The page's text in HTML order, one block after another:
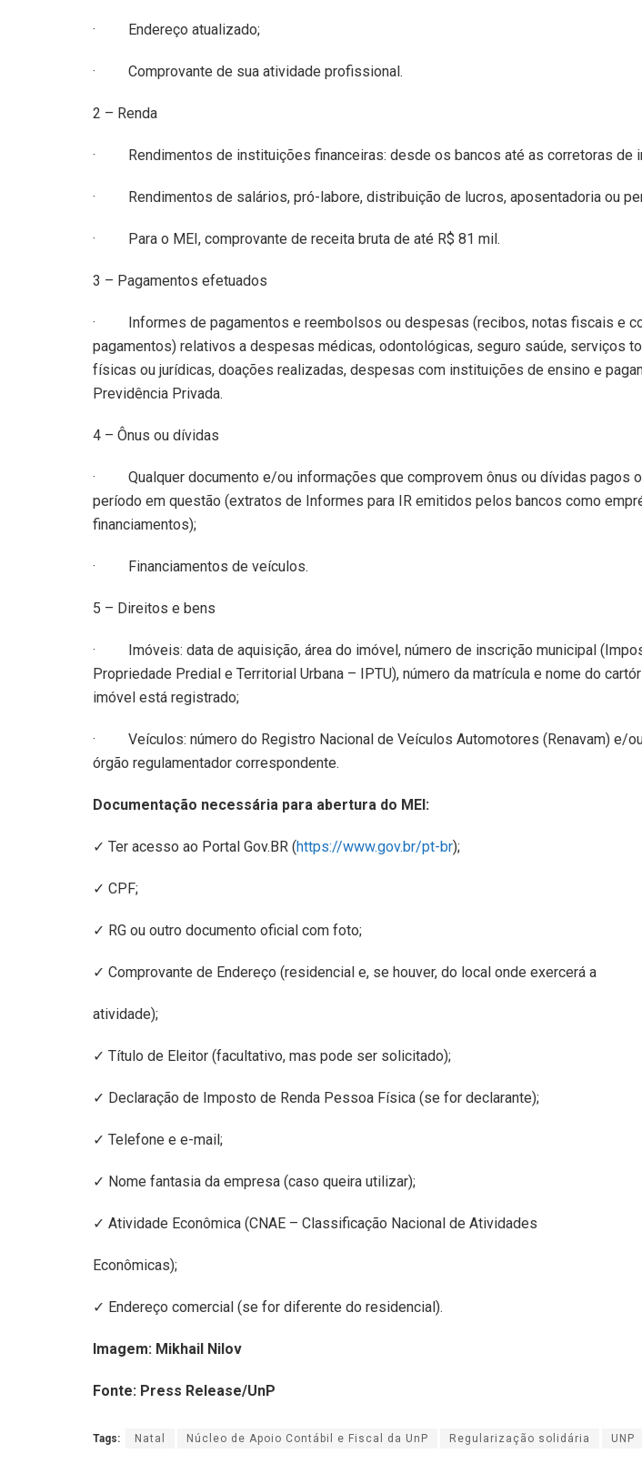
· Endereço atualizado;
· Comprovante de sua atividade profissional.
2 – Renda
· Rendimentos de instituições financeiras: desde os bancos até as corretoras de
· Rendimentos de salários, pró-labore, distribuição de lucros, aposentadoria ou
· Para o MEI, comprovante de receita bruta de até R$ 81 mil.
3 – Pagamentos efetuados
· Informes de pagamentos e reembolsos ou despesas (recibos, notas fiscais e
pagamentos) relativos a despesas médicas, odontológicas, seguro saúde, serviços
físicas ou jurídicas, doações realizadas, despesas com instituições de ensino e
Previdência Privada.
4 – Ônus ou dívidas
· Qualquer documento e/ou informações que comprovem ônus ou dívidas pagos
período em questão (extratos de Informes para IR emitidos pelos bancos como
financiamentos);
· Financiamentos de veículos.
5 – Direitos e bens
· Imóveis: data de aquisição, área do imóvel, número de inscrição municipal
Propriedade Predial e Territorial Urbana – IPTU), número da matrícula e nome do
imóvel está registrado;
· Veículos: número do Registro Nacional de Veículos Automotores (Renavam) e/
órgão regulamentador correspondente.
Documentação necessária para abertura do MEI:
✓ Ter acesso ao Portal Gov.BR (https://www.gov.br/pt-br);
✓ CPF;
✓ RG ou outro documento oficial com foto;
✓ Comprovante de Endereço (residencial e, se houver, do local onde exercerá a
atividade);
✓ Título de Eleitor (facultativo, mas pode ser solicitado);
✓ Declaração de Imposto de Renda Pessoa Física (se for declarante);
✓ Telefone e e-mail;
✓ Nome fantasia da empresa (caso queira utilizar);
✓ Atividade Econômica (CNAE – Classificação Nacional de Atividades
Econômicas);
✓ Endereço comercial (se for diferente do residencial).
Imagem: Mikhail Nilov
Fonte: Press Release/UnP
Tags: Natal Núcleo de Apoio Contábil e Fiscal da UnP Regularização solidária UNP